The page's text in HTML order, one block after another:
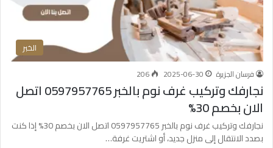
الخبر
فرسان الجزيرة 2025-06-30
206
نجارفك وتركيب غرف نوم بالخبر 0597957765 اتصل
الان بخصم 30%
نجارفك وتركيب غرف نوم بالخبر 0597957765 اتصل الان بخصم 30% إذا كنت
بصدد الانتقال إلى منزل جديد، أو اشتريت غرفة…